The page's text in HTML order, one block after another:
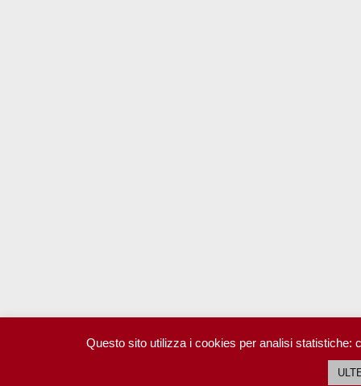
Questo sito utilizza i cookies per analisi